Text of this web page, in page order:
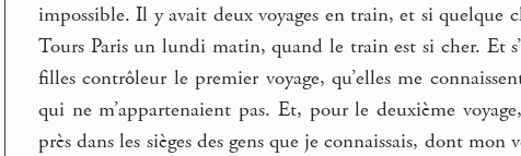
impossible. Il y avait deux voyages en train, et si quelque
Tours Paris un lundi matin, quand le train est si cher. Et
filles contrôleur le premier voyage, qu’elles me
qui ne m’appartenaient pas. Et, pour le deuxième
près dans les sièges des gens que je connaissais, dont